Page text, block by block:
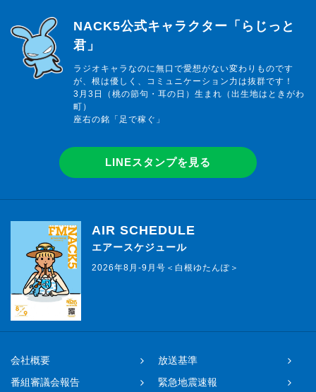
らじっと君
NACK5公式キャラクター「らじっと
君」
ラジオキャラなのに無口で愛想がない変わりものです
が、根は優しく、コミュニケーション力は抜群です！
3月3日（桃の節句・耳の日）生まれ（出生地はときがわ
町）
座右の銘「足で稼ぐ」
LINEスタンプを見る
AIR SCHEDULE
エアースケジュール
2026年8月-9月号＜白根ゆたんぽ＞
会社概要
放送基準
番組審議会報告
緊急地震速報